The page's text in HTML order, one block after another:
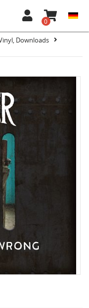
0
Downloads